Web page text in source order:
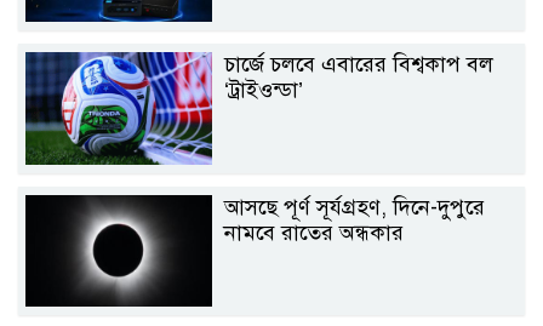
চার্জে চলবে এবারের বিশ্বকাপ বল
‘ট্রাইওন্ডা’
আসছে পূর্ণ সূর্যগ্রহণ, দিনে-দুপুরে
নামবে রাতের অন্ধকার